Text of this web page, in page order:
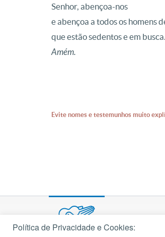
Senhor, abençoa-nos
e abençoa a todos os homens
que estão sedentos e em busca.
Amém.
Evite nomes e testemunhos muito
Política de Privacidade e Cookies: